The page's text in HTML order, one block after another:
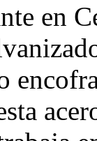
en